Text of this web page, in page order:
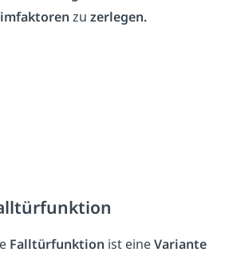
zuzerlegen.
Falltürfunktion ist eineVariante